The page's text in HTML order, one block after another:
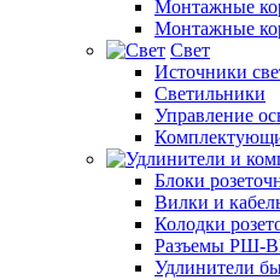
Монтажные
Монтажные
Свет
Источники
Светильники
Управление
Блоки
Вилки и
Колодки
Разъемы РШ-
Удлинители